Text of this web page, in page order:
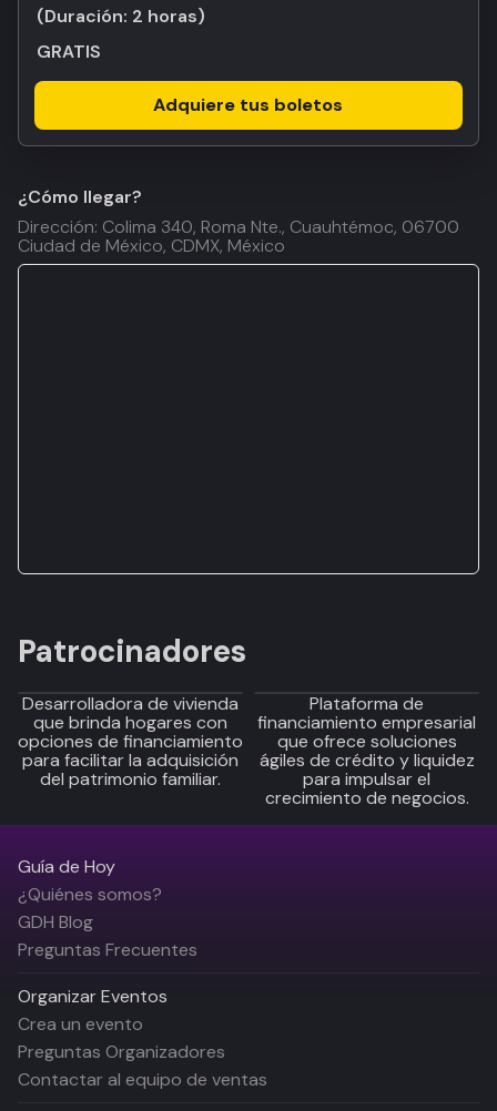
(Duración: 2 horas)
GRATIS
Adquiere tus boletos
¿Cómo llegar?
Dirección: Colima 340, Roma Nte., Cuauhtémoc, 06700
Ciudad de México, CDMX, México
Patrocinadores
Desarrolladora de vivienda
que brinda hogares con
opciones de financiamiento
para facilitar la adquisición
del patrimonio familiar.
Plataforma de
financiamiento empresarial
que ofrece soluciones
ágiles de crédito y liquidez
para impulsar el
crecimiento de negocios.
Guía de Hoy
¿Quiénes somos?
GDH Blog
Preguntas Frecuentes
Organizar Eventos
Crea un evento
Preguntas Organizadores
Contactar al equipo de ventas